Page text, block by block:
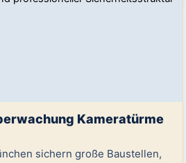
Kameratürme
sichern große Baustellen,